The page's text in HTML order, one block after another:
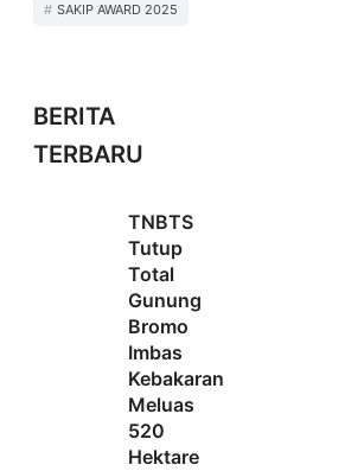
SAKIP AWARD 2025
BERITA
TERBARU
TNBTS
Tutup
Total
Gunung
Bromo
Imbas
Kebakaran
Meluas
520
Hektare